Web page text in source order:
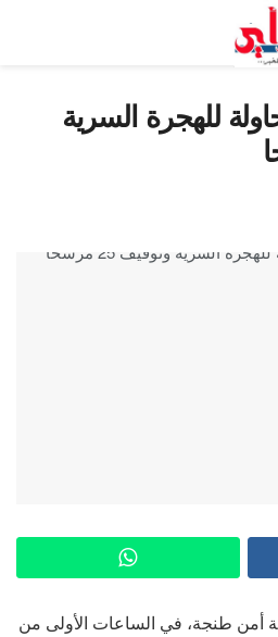
للهجرة السرية
أمن طنجة، في الساعات الأولى من